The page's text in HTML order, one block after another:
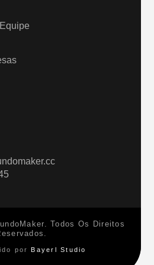
Todos Os Direitos
porBayerl Studio